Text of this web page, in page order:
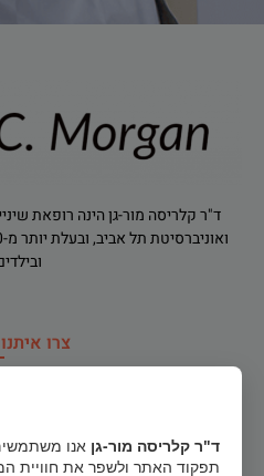
ד"ר קלריסה מור-גן הינה רופאת
צרו
טלפון חירום052-856-1122
ד"ר קלריסה מור-גן אנו
תפקוד האתר ולשפר את חוויית